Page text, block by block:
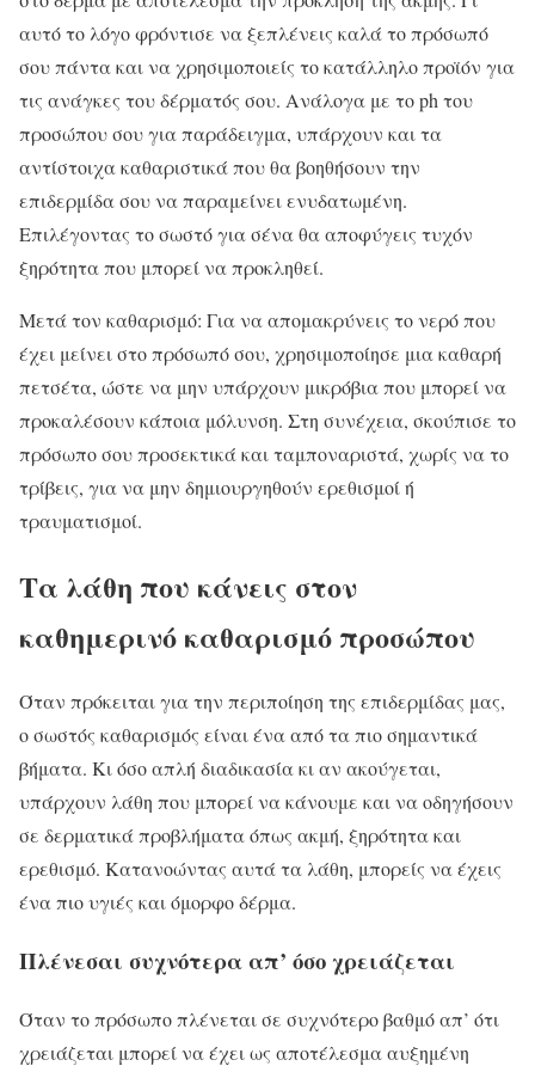
αυτό το λόγο φρόντισε να ξεπλένεις καλά το πρόσωπό
σου πάντα και να χρησιμοποιείς το κατάλληλο προϊόν για
τις ανάγκες του δέρματός σου. Ανάλογα με το ph του
προσώπου σου για παράδειγμα, υπάρχουν και τα
αντίστοιχα καθαριστικά που θα βοηθήσουν την
επιδερμίδα σου να παραμείνει ενυδατωμένη.
Επιλέγοντας το σωστό για σένα θα αποφύγεις τυχόν
ξηρότητα που μπορεί να προκληθεί.
Μετά τον καθαρισμό: Για να απομακρύνεις το νερό που
έχει μείνει στο πρόσωπό σου, χρησιμοποίησε μια καθαρή
πετσέτα, ώστε να μην υπάρχουν μικρόβια που μπορεί να
προκαλέσουν κάποια μόλυνση. Στη συνέχεια, σκούπισε το
πρόσωπο σου προσεκτικά και ταμποναριστά, χωρίς να το
τρίβεις, για να μην δημιουργηθούν ερεθισμοί ή
τραυματισμοί.
Τα λάθη που κάνεις στον
καθημερινό καθαρισμό προσώπου
Όταν πρόκειται για την περιποίηση της επιδερμίδας μας,
ο σωστός καθαρισμός είναι ένα από τα πιο σημαντικά
βήματα. Κι όσο απλή διαδικασία κι αν ακούγεται,
υπάρχουν λάθη που μπορεί να κάνουμε και να οδηγήσουν
σε δερματικά προβλήματα όπως ακμή, ξηρότητα και
ερεθισμό. Κατανοώντας αυτά τα λάθη, μπορείς να έχεις
ένα πιο υγιές και όμορφο δέρμα.
Πλένεσαι συχνότερα απ’ όσο χρειάζεται
Όταν το πρόσωπο πλένεται σε συχνότερο βαθμό απ’ ότι
χρειάζεται μπορεί να έχει ως αποτέλεσμα αυξημένη